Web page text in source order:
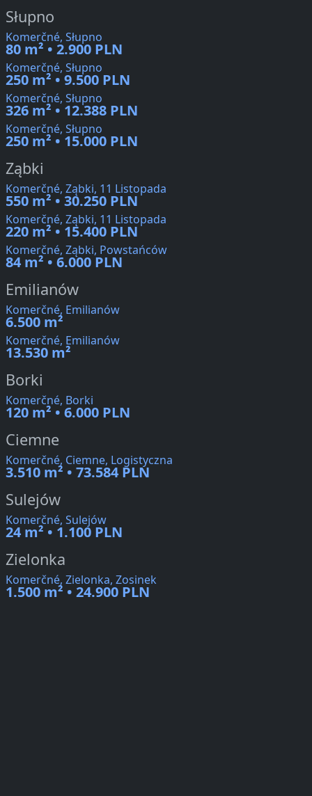
Słupno
Komerčné, Słupno
80 m² • 2.900 PLN
Komerčné, Słupno
250 m² • 9.500 PLN
Komerčné, Słupno
326 m² • 12.388 PLN
Komerčné, Słupno
250 m² • 15.000 PLN
Ząbki
Komerčné, Ząbki, 11 Listopada
550 m² • 30.250 PLN
Komerčné, Ząbki, 11 Listopada
220 m² • 15.400 PLN
Komerčné, Ząbki, Powstańców
84 m² • 6.000 PLN
Emilianów
Komerčné, Emilianów
6.500 m²
Komerčné, Emilianów
13.530 m²
Borki
Komerčné, Borki
120 m² • 6.000 PLN
Ciemne
Komerčné, Ciemne, Logistyczna
3.510 m² • 73.584 PLN
Sulejów
Komerčné, Sulejów
24 m² • 1.100 PLN
Zielonka
Komerčné, Zielonka, Zosinek
1.500 m² • 24.900 PLN